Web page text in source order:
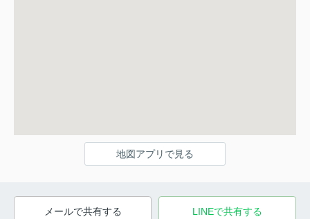
地図アプリで見る
メールで共有する LINEで共有する